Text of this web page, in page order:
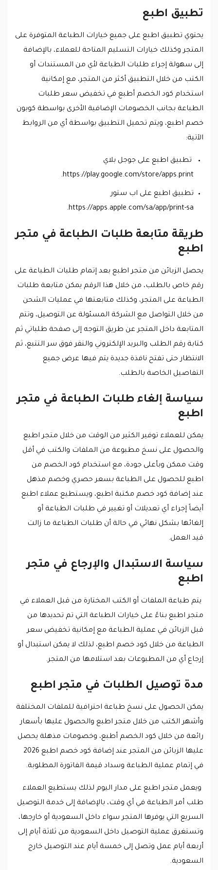
تطبيق اطبع
يحتوي تطبيق اطبع على جميع خيارات الطباعة المتوفرة على
المتجر وكذلك خيارات التسليم المتاحة للعملاء، بالإضافة
إلى سهولة إجراء طلبات الطباعة لأي من المستندات أو
الكتب من خلال التطبيق أكثر من المتجر، مع إمكانية
استخدام كود الخصم أطبع في تخفيض سعر طلبات
الطباعة بجانب الخصومات الإضافية الأخرى بواسطة كوبون
خصم اطبع، ويتم تحميل التطبيق بواسطة أي من الروابط
الآتية:
تطبيق اطبع على جوجل بلاي
https://play.google.com/store/apps.print.
تطبيق اطبع على اب ستور
https://apps.apple.com/sa/app/print-sa.
طريقة متابعة طلبات الطباعة في متجر
اطبع
يحصل الزبائن من متجر اطبع بعد إتمام طلبات الطباعة على
رقم خاص بالطلب، من خلال هذا الرقم يمكن متابعة طلبات
الطباعة على المتجر، وكذلك متابعتها في عمليات الشحن
من خلال التواصل مع الشركة المسئولة عن التوصيل، وتتم
المتابعة داخل المتجر عن طريق التوجه إلى صفحة طلباتي ثم
كتابة رقم الطلب والبريد الإلكتروني والنقر فوق سر التتبع، ثم
الانتظار حتى تفتح نافذة جديدة يتم فيها عرض جميع
التفاصيل الخاصة بالطلب.
سياسة إلغاء طلبات الطباعة في متجر
اطبع
يمكن للعملاء توفير الكثير من الوقت من خلال متجر اطبع
والحصول على نسخ مطبوعة من الملفات والكتب في أقل
وقت ممكن وبأعلى جودة، مع استخدام كود الخصم من
اطبع للحصول على الطباعة بسعر حصري وخصم مذهل
عند إضافة كود خصم مكتبة اطبع، ويستطيع عملاء اطبع
أيضاً إجراء أي تعديلات أو تغيير في طلبات الطباعة أو
إلغائها بشكل نهائي في حالة أن طلبات الطباعة ما زالت
قيد العمل.
سياسة الاستبدال والإرجاع في متجر
اطبع
يتم طباعة الملفات أو الكتب المختارة من قبل العملاء في
متجر اطبع بناءً على خيارات الطباعة التي تم تحديدها من
قبل الزبائن في عملية الطباعة مع إمكانية تخفيض سعر
الطباعة من خلال كود خصم اطبع، لذلك لا يمكن استبدال أو
إرجاع أي من المطبوعات بعد استلامها من المتجر.
مدة توصيل الطلبات في متجر اطبع
يمكن الحصول على نسخ طباعة احترافية للملفات المختلفة
وأشهر الكتب من خلال متجر اطبع والحصول عليها بأسعار
رائعة من خلال كود الخصم أطبع، وخصومات مذهلة يحصل
عليها الزبائن من المتجر عند إضافة كود خصم اطبع 2026
في إتمام عملية الطباعة وسداد قيمة الفاتورة المطلوبة.
ويعمل متجر اطبع على مدار اليوم لذلك يستطيع العملاء
طلب أمر الطباعة في أي وقت، بالإضافة إلى خدمة التوصيل
السريع التي يوفرها المتجر سواء داخل السعودية أو خارجها،
وتستغرق عملية التوصيل داخل السعودية من ثلاثة أيام إلى
أربعة أيام عمل وتصل إلى خمسة أيام عند التوصيل خارج
السعودية.